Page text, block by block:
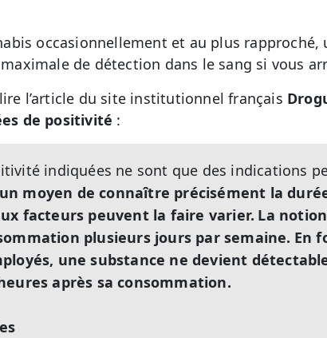
occasionnellement et au plus rapproché,
de détection dans le sang si vous
l’article du site institutionnel français
de positivité :
indiquées ne sont que des indications
moyen de connaître précisément la
facteurs peuvent la faire varier. La
plusieurs jours par semaine. En
une substance ne devient
après sa consommation.